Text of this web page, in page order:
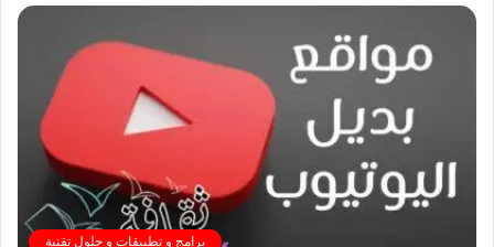
برامج و تطبيقات و حلول تقنية